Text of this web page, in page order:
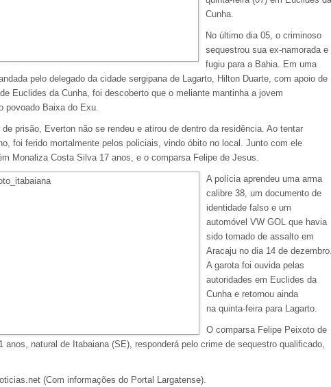
Cunha.
No último dia 05, o criminoso
sequestrou sua ex-namorada e
fugiu para a Bahia. Em uma
pelo delegado da cidade sergipana de Lagarto, Hilton Duarte, com apoio de
Euclides da Cunha, foi descoberto que o meliante mantinha a jovem
povoado Baixa do Exu.
prisão, Everton não se rendeu e atirou de dentro da residência. Ao tentar
foi ferido mortalmente pelos policiais, vindo óbito no local. Junto com ele
Monaliza Costa Silva 17 anos, e o comparsa Felipe de Jesus.
A polícia aprendeu uma arma
calibre 38, um documento de
identidade falso e um
automóvel VW GOL que havia
sido tomado de assalto em
Aracaju no dia 14 de dezembro.
A garota foi ouvida pelas
autoridades em Euclides da
Cunha e retornou ainda
na quinta-feira para Lagarto.
O comparsa Felipe Peixoto de
anos, natural de Itabaiana (SE), responderá pelo crime de sequestro qualificado,
(Com informações do Portal Largatense).